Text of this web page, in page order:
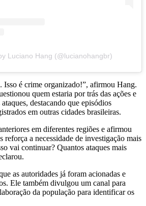
Luciano Hang (@lucianohangbr)
Isso é crime organizado!”, afirmou Hang.
quem estaria por trás das ações e
destacando que episódios
em outras cidades brasileiras.
em diferentes regiões e afirmou
reforça a necessidade de investigação mais
vai continuar? Quantos ataques mais
as autoridades já foram acionadas e
Ele também divulgou um canal para
da população para identificar os